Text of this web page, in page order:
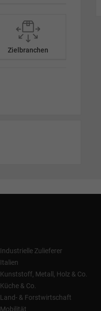
Zielbranchen
Industrielle Zulieferer
Italien
Kunststoff, Metall, Holz & Co.
Küche & Co.
Land- & Forstwirtschaft
Mobilität